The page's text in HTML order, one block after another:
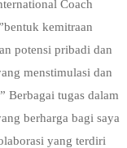
Coach
kemitraan
potensi pribadi dan
menstimulasi dan
Berbagai tugas dalam
berharga bagi saya
yang terdiri